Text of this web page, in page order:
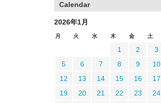
Calendar
2026年1月
月 火 水 木 金 土
1 2 3
5
6 7 8 9 10
12
13 14 15 16 17
19
20 21 22 23 24